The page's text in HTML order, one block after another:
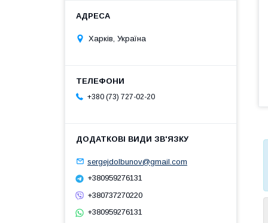
Харків, Україна
+380 (73) 727-02-20
sergejdolbunov@gmail.com
+380959276131
+380737270220
+380959276131